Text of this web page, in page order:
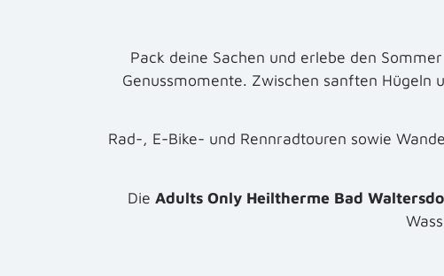
Pack deine Sachen und erlebe den
Genussmomente. Zwischen sanften
Rad-, E-Bike- und Rennradtouren sowie
Die Adults Only Heiltherme Bad